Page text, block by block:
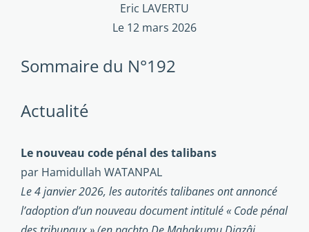
Eric LAVERTU
Le 12 mars 2026
Sommaire du N°192
Actualité
Le nouveau code pénal des talibans
par Hamidullah WATANPAL
Le 4 janvier 2026, les autorités talibanes ont annoncé
l’adoption d’un nouveau document intitulé « Code pénal